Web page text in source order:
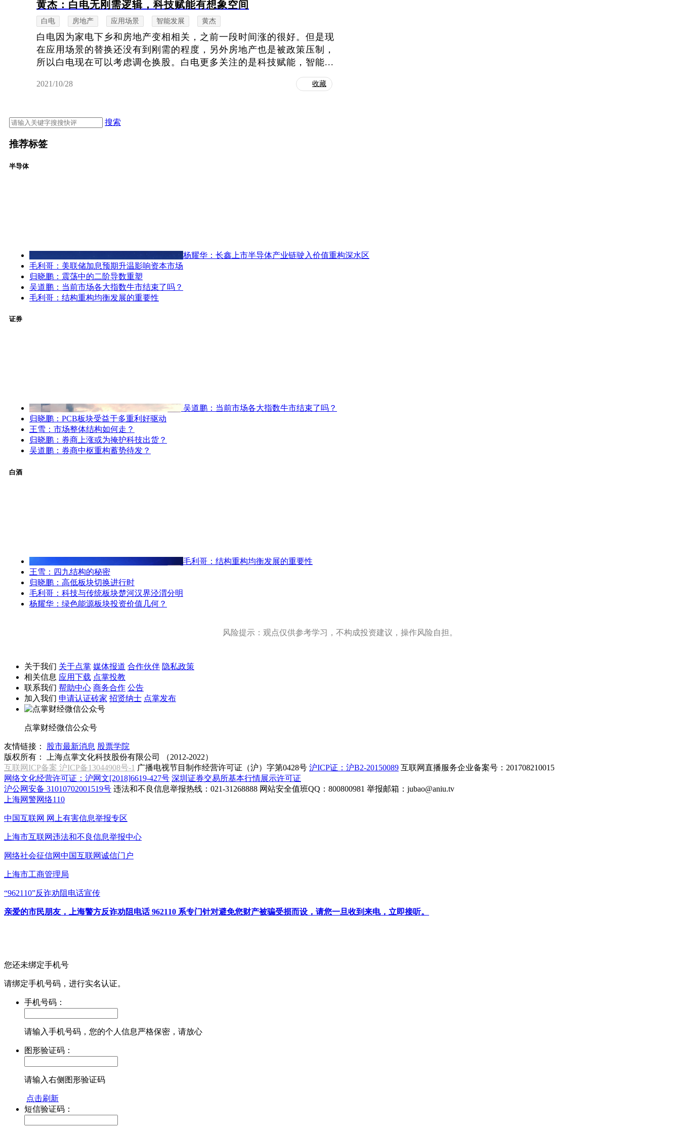
黄杰：白电无刚需逻辑，科技赋能有想象空间
白电 房地产 应用场景 智能发展 黄杰
白电因为家电下乡和房地产变相相关，之前一段时间涨的很好。但是现
在应用场景的替换还没有到刚需的程度，另外房地产也是被政策压制，
所以白电现在可以考虑调仓换股。白电更多关注的是科技赋能，智能...
2021/10/28 收藏
搜索
推荐标签
半导体
杨耀华：长鑫上市半导体产业链驶入价值重构深水区
毛利哥：美联储加息预期升温影响资本市场
归晓鹏：震荡中的二阶导数重塑
吴道鹏：当前市场各大指数牛市结束了吗？
毛利哥：结构重构均衡发展的重要性
证券
吴道鹏：当前市场各大指数牛市结束了吗？
归晓鹏：PCB板块受益于多重利好驱动
王雪：市场整体结构如何走？
归晓鹏：券商上涨或为掩护科技出货？
吴道鹏：券商中枢重构蓄势待发？
白酒
毛利哥：结构重构均衡发展的重要性
王雪：四九结构的秘密
归晓鹏：高低板块切换进行时
毛利哥：科技与传统板块楚河汉界泾渭分明
杨耀华：绿色能源板块投资价值几何？
风险提示：观点仅供参考学习，不构成投资建议，操作风险自担。
关于我们 关于点掌 媒体报道 合作伙伴 隐私政策
相关信息 应用下载 点掌投教
联系我们 帮助中心 商务合作 公告
加入我们 申请认证砖家 招贤纳士 点掌发布
点掌财经微信公众号
友情链接： 股市最新消息 股票学院
版权所有：
上海点掌文化科技股份有限公司 （2012-2022）
互联网ICP备案 沪ICP备13044908号-1 广播电视节目制作经营许可证（沪）字第0428号 沪ICP证：沪B2-20150089 互联网直播服务企业备案号：201708210015
网络文化经营许可证：沪网文[2018]6619-427号 深圳证券交易所基本行情展示许可证
沪公网安备 31010702001519号 违法和不良信息举报热线：021-31268888 网站安全值班QQ：800800981 举报邮箱： jubao@aniu.tv
上海网警网络110
中国互联网 网上有害信息举报专区
上海市互联网违法和不良信息举报中心
网络社会征信网中国互联网诚信门户
上海市工商管理局
“962110”反诈劝阻电话宣传
亲爱的市民朋友，上海警方反诈劝阻电话 962110 系专门针对避免您财产被骗受损而设，请您一旦收到来电，立即接听。
您还未绑定手机号
请绑定手机号码，进行实名认证。
手机号码：
请输入手机号码，您的个人信息严格保密，请放心
图形验证码：
请输入右侧图形验证码
点击刷新
短信验证码：